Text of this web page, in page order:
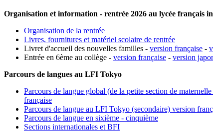
Organisation et information - rentrée 2026 au lycée français
Organisation de la rentrée
Livres, fournitures et matériel scolaire de rentrée
Livret d'accueil des nouvelles familles - version française -
Entrée en 6ème au collège - version française - version
Parcours de langues au LFI Tokyo
Parcours de langue global (de la petite section de
française
Parcours de langue au LFI Tokyo (secondaire) version
Parcours de langue en sixième - cinquième
Sections internationales et BFI